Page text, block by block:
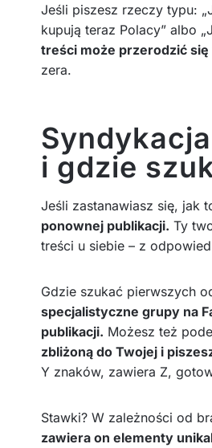
Jeśli piszesz rzeczy typu:
kupują teraz Polacy” albo
treści może przerodzić
zera.
i gdzie
Jeśli zastanawiasz się, jak
ponownej publikacji. Ty
treści u siebie – z
Gdzie szukać pierwszych
specjalistyczne grupy na
publikacji. Możesz też
zbliżoną do Twojej i
Y znaków, zawiera Z,
Stawki? W zależności od
zawiera on elementy